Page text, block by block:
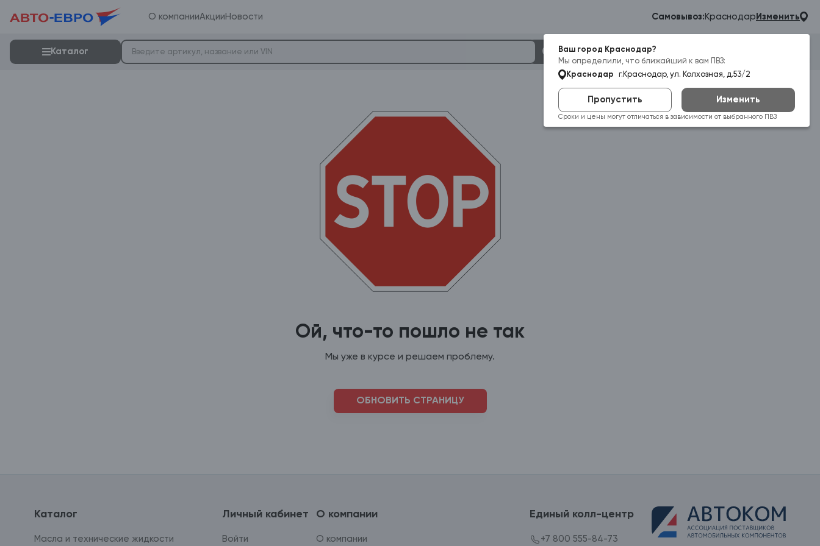
О компанииАкции Новости Самовывоз: Краснодар Изменить
Ваш город Краснодар?
Мы определили, что ближайший к вам ПВЗ:
Краснодар
г.Краснодар, ул. Колхозная, д.53/2
Пропустить Изменить
Сроки и цены могут отличаться в зависимости от выбранного ПВЗ
Каталог
Гараж
Ой, что-то пошло не так
Мы уже в курсе и решаем проблему.
ОБНОВИТЬ СТРАНИЦУ
Каталог
Масла и технические жидкости
Личный кабинет
Войти
О компании
О компании
Единый колл-центр
+7 800 555-84-73